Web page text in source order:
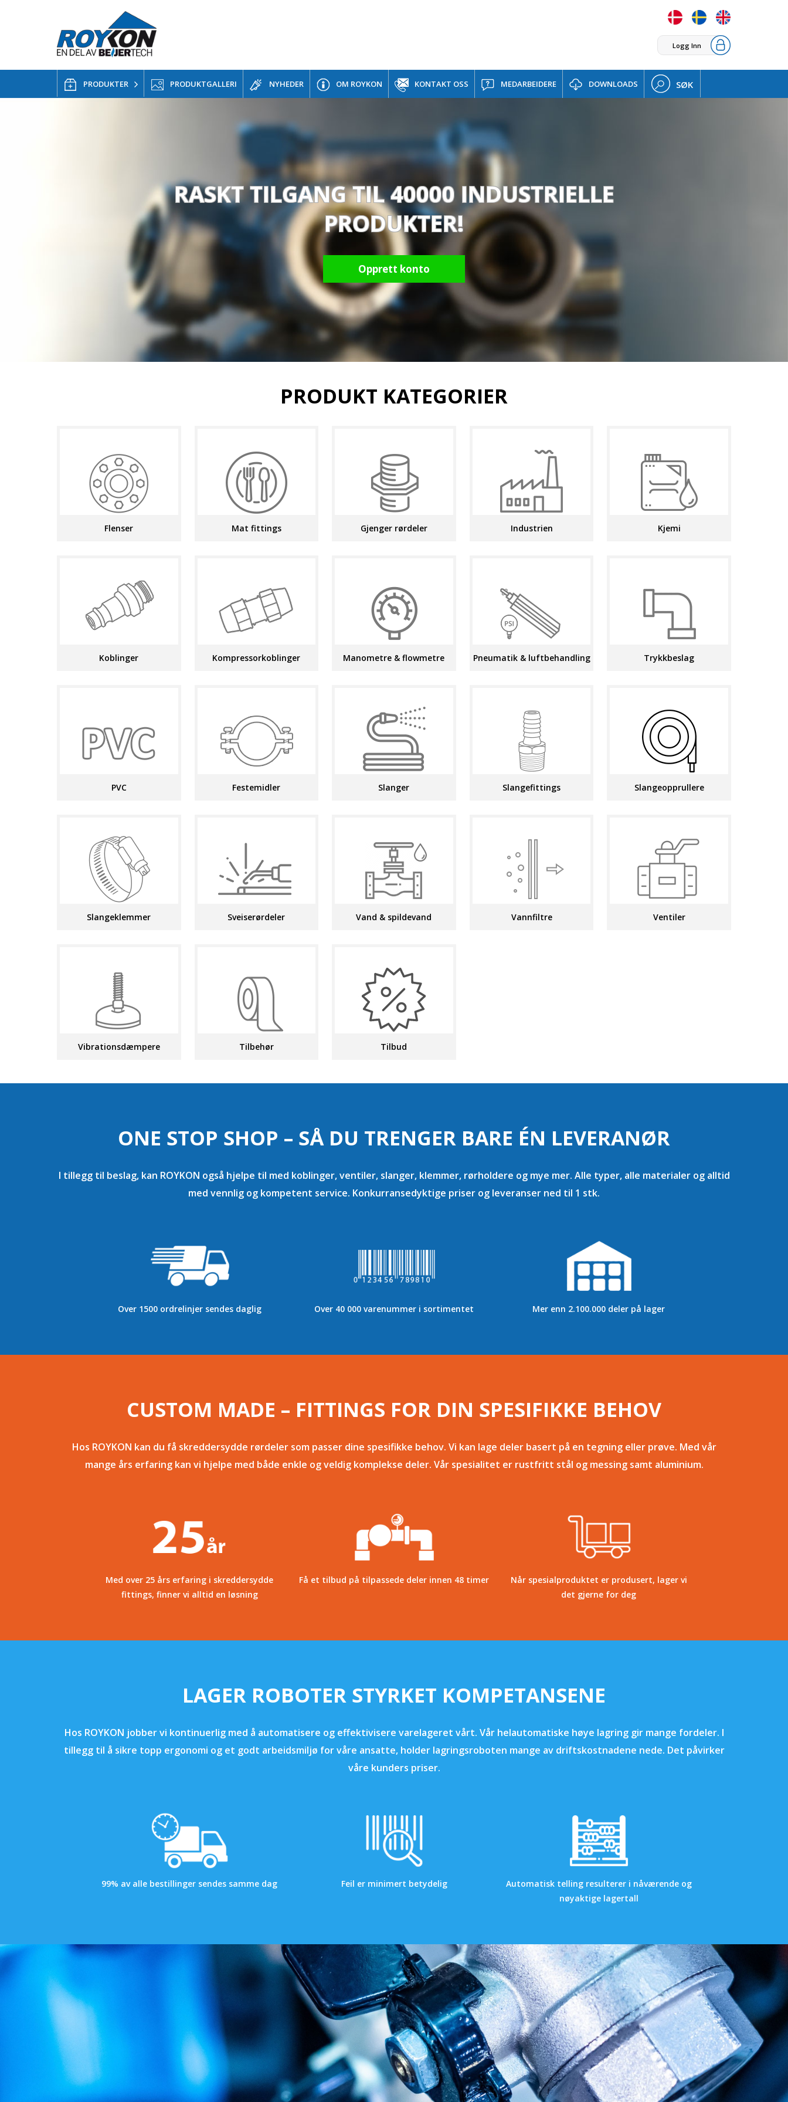
Logg Inn
PRODUKTER PRODUKTGALLERI NYHEDER OM ROYKON KONTAKT OSS MEDARBEIDERE DOWNLOADS SØK
RASKT TILGANG TIL 40000 INDUSTRIELLE
PRODUKTER!
Opprett konto
PRODUKT KATEGORIER
Flenser Mat fittings Gjenger rørdeler Industrien Kjemi
Koblinger Kompressorkoblinger Manometre & flowmetre Pneumatik & luftbehandling Trykkbeslag
PVC Festemidler Slanger Slangefittings Slangeopprullere
Slangeklemmer Sveiserørdeler Vand & spildevand Vannfiltre Ventiler
Vibrationsdæmpere Tilbehør Tilbud
ONE STOP SHOP – SÅ DU TRENGER BARE ÉN LEVERANØR
I tillegg til beslag, kan ROYKON også hjelpe til med koblinger, ventiler, slanger, klemmer, rørholdere og mye mer. Alle typer, alle materialer og alltid
med vennlig og kompetent service. Konkurransedyktige priser og leveranser ned til 1 stk.
Over 1500 ordrelinjer sendes daglig Over 40 000 varenummer i sortimentet Mer enn 2.100.000 deler på lager
CUSTOM MADE – FITTINGS FOR DIN SPESIFIKKE BEHOV
Hos ROYKON kan du få skreddersydde rørdeler som passer dine spesifikke behov. Vi kan lage deler basert på en tegning eller prøve. Med vår
mange års erfaring kan vi hjelpe med både enkle og veldig komplekse deler. Vår spesialitet er rustfritt stål og messing samt aluminium.
Med over 25 års erfaring i skreddersydde
fittings, finner vi alltid en løsning
Få et tilbud på tilpassede deler innen 48 timer
Når spesialproduktet er produsert, lager vi
det gjerne for deg
LAGER ROBOTER STYRKET KOMPETANSENE
Hos ROYKON jobber vi kontinuerlig med å automatisere og effektivisere varelageret vårt. Vår helautomatiske høye lagring gir mange fordeler. I
tillegg til å sikre topp ergonomi og et godt arbeidsmiljø for våre ansatte, holder lagringsroboten mange av driftskostnadene nede. Det påvirker
våre kunders priser.
99% av alle bestillinger sendes samme dag Feil er minimert betydelig
Automatisk telling resulterer i nåværende og
nøyaktige lagertall